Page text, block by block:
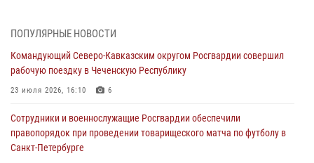
матче в Москве обеспечила Росгвардия (видео)
06 августа 2026, 10:13
задержаны в Дагестане при силовой поддержке Росгвардии
06 августа 2026, 09:00
ПОПУЛЯРНЫЕ НОВОСТИ
Командующий Северо-Кавказским округом Росгвардии совершил
рабочую поездку в Чеченскую Республику
23 июля 2026, 16:10 6
Сотрудники и военнослужащие Росгвардии обеспечили
правопорядок при проведении товарищеского матча по футболу в
Санкт-Петербурге